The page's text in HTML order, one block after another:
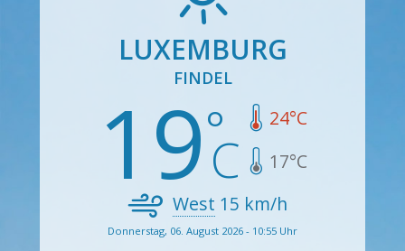
LUXEMBURG
FINDEL
19 24°C
17°C
West 15 km/h
Donnerstag, 06. August 2026 - 10:55 Uhr